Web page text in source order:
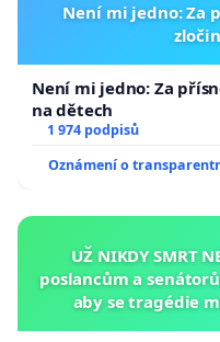
Není mi jedno: Za
Není mi jedno: Za
na dětech
1 974 podpisů
Oznámení o
UŽ NIKDY SMRT
poslancům a
aby se tragédie